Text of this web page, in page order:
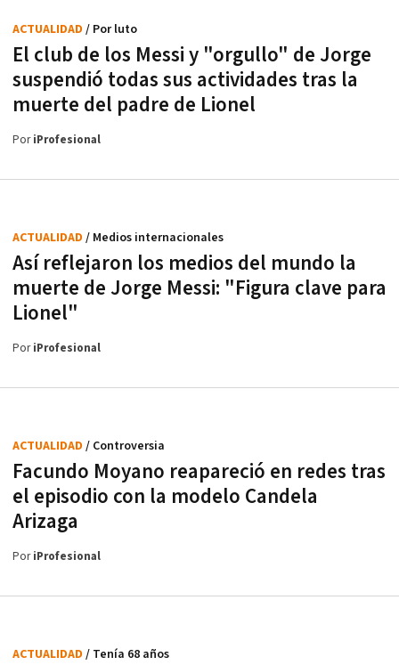
El club de los Messi y "orgullo" de Jorge
suspendió todas sus actividades tras la
muerte del padre de Lionel
ACTUALIDAD / Por luto
PoriProfesional
Así reflejaron los medios del mundo la
muerte de Jorge Messi: "Figura clave para
Lionel"
ACTUALIDAD / Medios internacionales
PoriProfesional
Facundo Moyano reapareció en redes tras
el episodio con la modelo Candela
Arizaga
ACTUALIDAD / Controversia
PoriProfesional
ACTUALIDAD / Tenía 68 años